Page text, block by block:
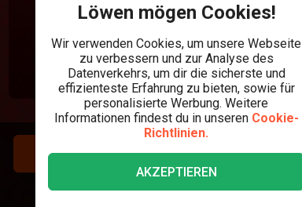
REGISTRIEREN
Löwen mögen Cookies!
Wir verwenden Cookies, um unsere Webseite
zu verbessern und zur Analyse des
Datenverkehrs, um dir die sicherste und
effizienteste Erfahrung zu bieten, sowie für
personalisierte Werbung. Weitere
Informationen findest du in unseren Cookie-
Richtlinien.
AKZEPTIEREN